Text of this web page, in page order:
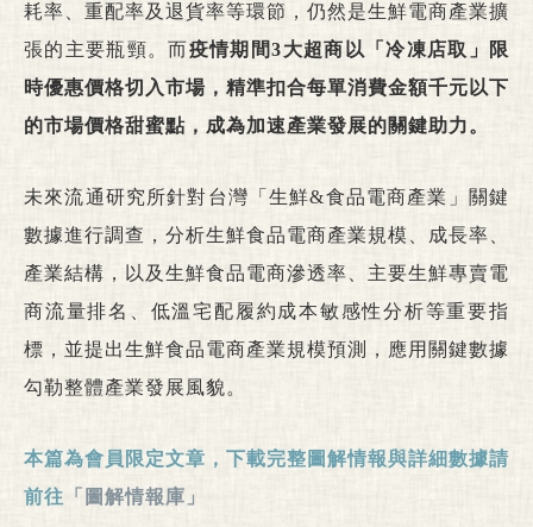
耗率、重配率及退貨率等環節，仍然是生鮮電商產業擴
張的主要瓶頸。而 疫情期間3大超商以「冷凍店取」限
時優惠價格切入市場，精準扣合每單消費金額千元以下
的市場價格甜蜜點，成為加速產業發展的關鍵助力。
未來流通研究所針對台灣「生鮮&食品電商產業」關鍵
數據進行調查，分析生鮮食品電商產業規模、成長率、
產業結構，以及生鮮食品電商滲透率、主要生鮮專賣電
商流量排名、低溫宅配履約成本敏感性分析等重要指
標，並提出生鮮食品電商產業規模預測，應用關鍵數據
勾勒整體產業發展風貌。
本篇為會員限定文章，下載完整圖解情報與詳細數據請
前往 「圖解情報庫」